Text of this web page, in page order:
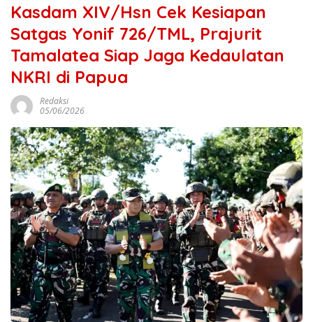
Kasdam XIV/Hsn Cek Kesiapan
Satgas Yonif 726/TML, Prajurit
Tamalatea Siap Jaga Kedaulatan
NKRI di Papua
Redaksi
05/06/2026